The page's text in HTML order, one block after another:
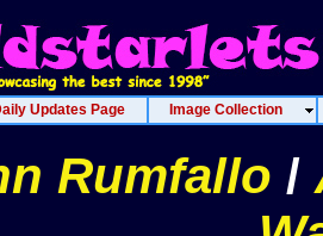
Updates Page Image Collection
Rumfallo /